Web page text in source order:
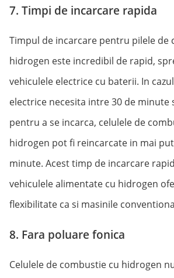
7. Timpi de incarcare rapida
Timpul de incarcare pentru pilele de
hidrogen este incredibil de rapid,
vehiculele electrice cu baterii. In
electrice necesita intre 30 de minute
pentru a se incarca, celulele de
hidrogen pot fi reincarcate in mai
minute. Acest timp de incarcare
vehiculele alimentate cu hidrogen
flexibilitate ca si masinile
8. Fara poluare fonica
Celulele de combustie cu hidrogen